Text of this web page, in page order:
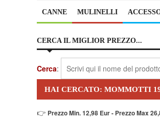
CANNE MULINELLI
CERCA IL MIGLIOR PREZZO...
Cerca:
HAI CERCATO: MOMMOTTI
👉 Prezzo Min. 12,98 Eur - Prezzo Max